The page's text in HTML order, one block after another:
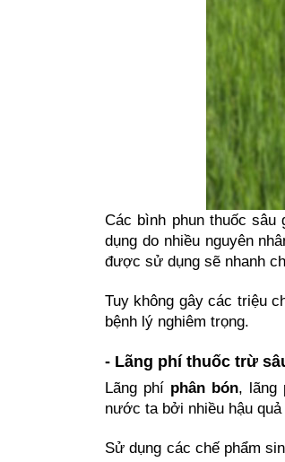
Các bình phun thuốc
dụng do nhiều nguyên
được sử dụng sẽ nhanh
Tuy không gây các triệu
bệnh lý nghiêm trọng.
- Lãng phí thuốc trừ
Lãng phí phân bón, lãng
nước ta bởi nhiều hậu
Sử dụng các chế phẩm